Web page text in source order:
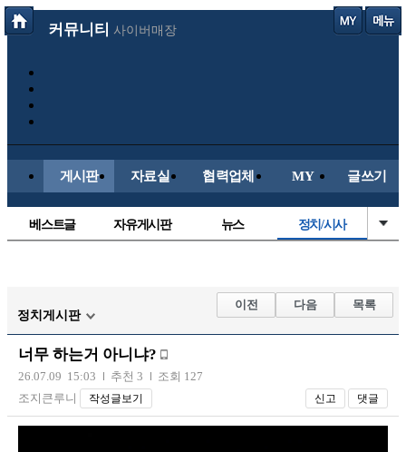
커뮤니티 사이버매장
게시판 자료실 협력업체 MY 글쓰기
베스트글 자유게시판 뉴스 정치/시사
해외축구
국내축구
정치게시판
이전 다음 목록
너무 하는거 아니냐?
26.07.09 15:03 추천 3
조회 127
조지큰루니
작성글보기 신고 댓글